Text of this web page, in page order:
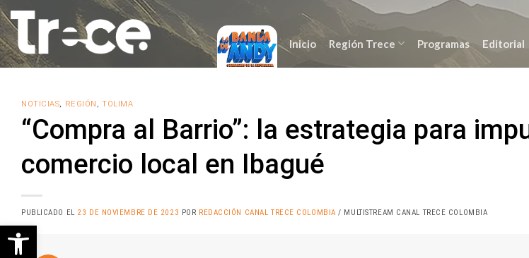
Saltar
al
contenido
Inicio Región Trece Programas Editorial
NOTICIAS, REGIÓN ,TOLIMA
“Compra al Barrio”: la estrategia para
comercio local en Ibagué
PUBLICADO EL 23 DE NOVIEMBRE DE 2023 POR REDACCIÓN CANAL TRECE COLOMBIA / MULTISTREAM CANAL TRECE COLOMBIA
Abrir barra de herramientas